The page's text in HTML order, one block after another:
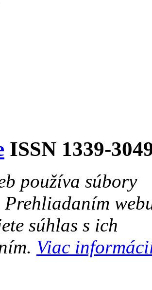
ISSN 1339-
používa súbory
Prehliadaním
súhlas s ich
Viac